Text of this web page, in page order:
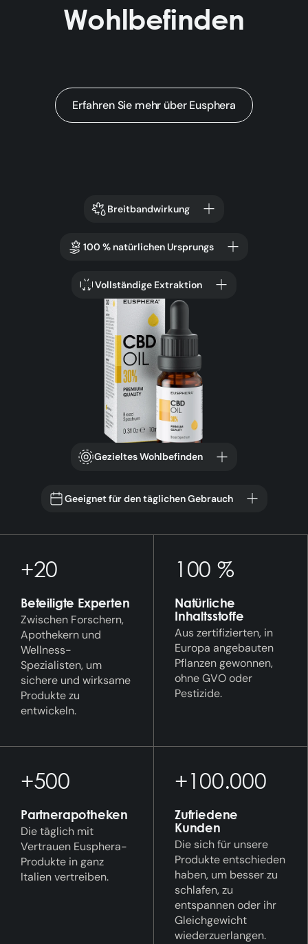
Wohlbefinden
Erfahren Sie mehr über Eusphera
Breitbandwirkung
Gezieltes Wohlbefinden
Geeignet für den täglichen Gebrauch
100 % natürlichen Ursprungs
Vollständige Extraktion
+20
Beteiligte Experten
Zwischen Forschern,
Apothekern und
Wellness-
Spezialisten, um
sichere und wirksame
Produkte zu
entwickeln.
100 %
Natürliche
Inhaltsstoffe
Aus zertifizierten, in
Europa angebauten
Pflanzen gewonnen,
ohne GVO oder
Pestizide.
+500
Partnerapotheken
Die täglich mit
Vertrauen Eusphera-
Produkte in ganz
Italien vertreiben.
+100.000
Zufriedene
Kunden
Die sich für unsere
Produkte entschieden
haben, um besser zu
schlafen, zu
entspannen oder ihr
Gleichgewicht
wiederzuerlangen.